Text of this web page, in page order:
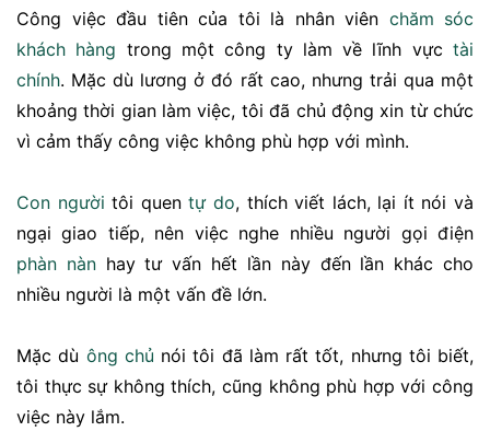
Công việc đầu tiên của tôi là nhân viên chăm sóc
khách hàng trong một công ty làm về lĩnh vựctài
chính. Mặc dù lương ở đó rất cao, nhưng trải qua một
khoảng thời gian làm việc, tôi đã chủ động xin từ chức
vì cảm thấy công việc không phù hợp với mình.
Con người tôi quentự do, thích viết lách, lại ít nói và
ngại giao tiếp, nên việc nghe nhiều người gọi điện
phàn nànhay tư vấn hết lần này đến lần khác cho
nhiều người là một vấn đề lớn.
Mặc dù ông chủ nói tôi đã làm rất tốt, nhưng tôi biết,
tôi thực sự không thích, cũng không phù hợp với công
việc này lắm.